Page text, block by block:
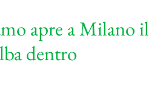
apre a Milano il
dentro